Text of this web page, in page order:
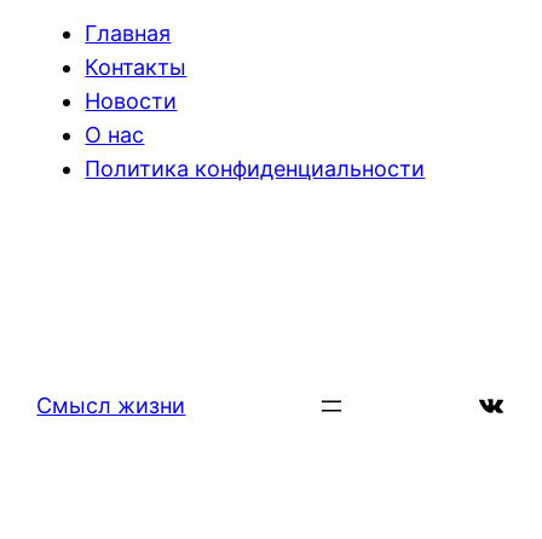
Главная
Контакты
Новости
О нас
Политика конфиденциальности
Смысл жизни